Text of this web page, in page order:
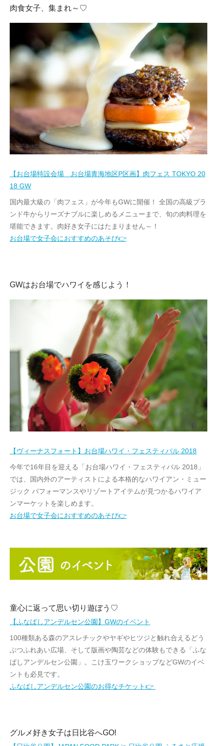
肉食女子、集まれ～♡
【お台場特設会場 お台場青海地区P区画】肉フェス TOKYO 20
18 GW
国内最大級の「肉フェス」が今年もGWに開催！ 全国の高級ブラ
ンド牛からリーズナブルに楽しめるメニューまで、旬の肉料理を
堪能できます。肉好き女子にはたまりません～！
お台場で女子会におすすめのあそび👉
GWはお台場でハワイを感じよう！
【ヴィーナスフォート】お台場ハワイ・フェスティバル 2018
今年で16年目を迎える「お台場ハワイ・フェスティバル 2018」
では、国内外のアーティストによる本格的なハワイアン・ミュー
ジック パフォーマンスやリゾートアイテムが見つかるハワイア
ンマーケットを楽しめます。
お台場で女子会におすすめのあそび👉
童心に返って思い切り遊ぼう♡
【ふなばしアンデルセン公園】GWのイベント
100種類ある森のアスレチックやヤギやヒツジと触れ合えるどう
ぶつふれあい広場、そして版画や陶芸などの体験もできる「ふな
ばしアンデルセン公園」。こけ玉ワークショップなどGWのイベ
ントも必見です。
ふなばしアンデルセン公園のお得なチケット👉
グルメ好き女子は日比谷へGO!